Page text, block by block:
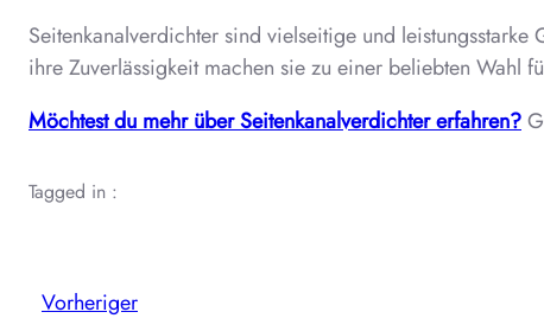
Seitenkanalverdichter sind vielseitige und
ihre Zuverlässigkeit machen sie zu einer beliebten Wahl
Möchtest du mehr über Seitenkanalverdichter erfahren?
Tagged in :
Vorheriger